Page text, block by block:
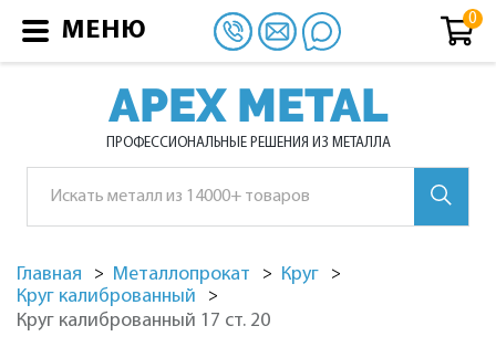
APEX METAL
ПРОФЕССИОНАЛЬНЫЕ РЕШЕНИЯ ИЗ МЕТАЛЛА
Главная Металлопрокат
Круг
Круг калиброванный
Круг калиброванный 17 ст. 20
МЕНЮ